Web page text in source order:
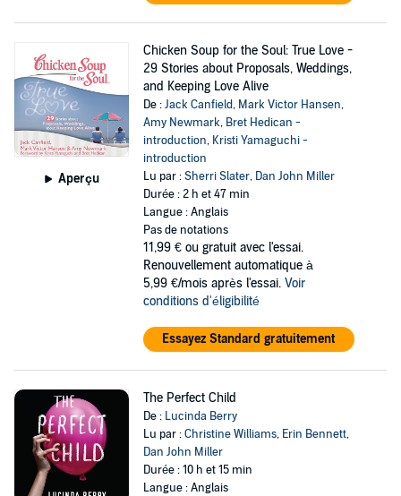
Aperçu
Chicken Soup for the Soul: True Love -
29 Stories about Proposals, Weddings,
and Keeping Love Alive
De :Jack Canfield, Mark Victor Hansen,
Amy Newmark, Bret Hedican -
introduction, Kristi Yamaguchi -
introduction
Lu par :Sherri Slater, Dan John Miller
Durée : 2 h et 47 min
Langue : Anglais
Pas de notations
11,99 € ou gratuit avec l'essai.
Renouvellement automatique à
5,99 €/mois après l'essai. Voir
conditions d'éligibilité
Essayez Standard gratuitement
The Perfect Child
De : Lucinda Berry
Lu par :Christine Williams, Erin Bennett,
Dan John Miller
Durée : 10 h et 15 min
Langue : Anglais